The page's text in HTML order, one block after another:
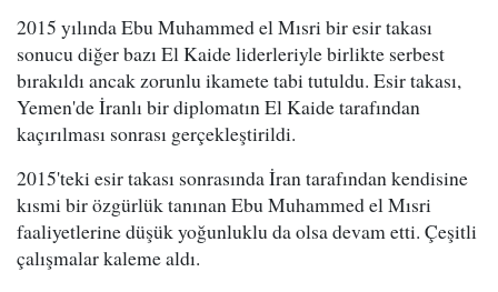
2015 yılında Ebu Muhammed el Mısri bir esir takası
sonucu diğer bazı El Kaide liderleriyle birlikte serbest
bırakıldı ancak zorunlu ikamete tabi tutuldu. Esir takası,
Yemen'de İranlı bir diplomatın El Kaide tarafından
kaçırılması sonrası gerçekleştirildi.
2015'teki esir takası sonrasında İran tarafından kendisine
kısmi bir özgürlük tanınan Ebu Muhammed el Mısri
faaliyetlerine düşük yoğunluklu da olsa devam etti. Çeşitli
çalışmalar kaleme aldı.